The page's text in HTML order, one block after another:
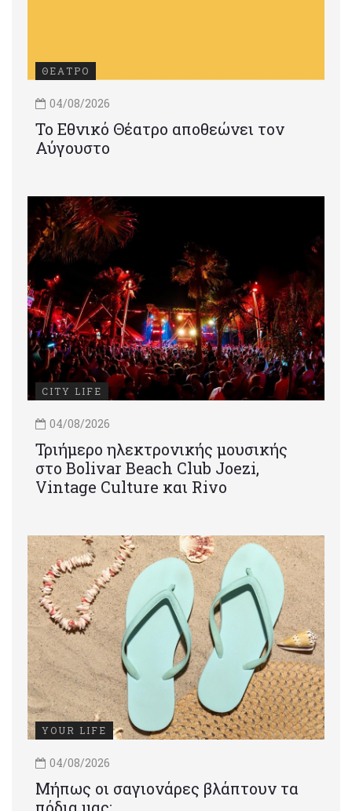
ΘΕΑΤΡΟ
04/08/2026
Το Εθνικό Θέατρο αποθεώνει τον
Αύγουστο
CITY LIFE
04/08/2026
Τριήμερο ηλεκτρονικής μουσικής
στο Bolivar Beach Club Joezi,
Vintage Culture και Rivo
YOUR LIFE
04/08/2026
Μήπως οι σαγιονάρες βλάπτουν τα